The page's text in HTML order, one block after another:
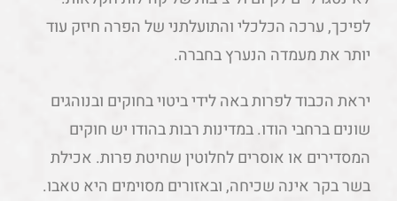
לפיכך, ערכה הכלכלי והתועלתני של הפרה חיזק עוד
יותר את מעמדה הנערץ בחברה.
יראת הכבוד לפרות באה לידי ביטוי בחוקים ובנוהגים
שונים ברחבי הודו. במדינות רבות בהודו יש חוקים
המסדירים או אוסרים לחלוטין שחיטת פרות. אכילת
בשר בקר אינה שכיחה, ובאזורים מסוימים היא טאבו.